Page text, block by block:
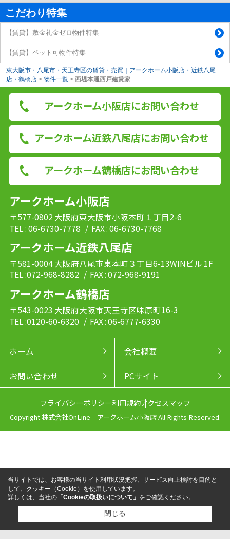
こだわり特集
【賃貸】敷金礼金ゼロ物件特集
【賃貸】ペット可物件特集
東大阪市・八尾市・天王寺区の賃貸・売買｜アークホーム小阪店・近鉄八尾
店・鶴橋店 > 物件一覧 > 西堤本通西戸建貸家
アークホーム小阪店にお問い合わせ
アークホーム近鉄八尾店にお問い合わせ
アークホーム鶴橋店にお問い合わせ
アークホーム小阪店
〒577-0802 大阪府東大阪市小阪本町１丁目2-6
TEL : 06-6730-7778 / FAX : 06-6730-7768
アークホーム近鉄八尾店
〒581-0004 大阪府八尾市東本町３丁目6-13WINビル 1F
TEL :072-968-8282 / FAX : 072-968-9191
アークホーム鶴橋店
〒543-0023 大阪府大阪市天王寺区味原町16-3
TEL :0120-60-6320 / FAX : 06-6777-6330
ホーム 会社概要
お問い合わせ PCサイト
プライバシーポリシー利用規約アクセスマップ
Copyright 株式会社OnLine アークホーム小阪店 All Rights Reserved.
LINEからお問い合わせ
当サイトでは、お客様の当サイト利用状況把握、サービス向上検討を目的と
して、クッキー（Cookie）を使用しています。
詳しくは、当社の 「Cookieの取扱いについて」 をご確認ください。
閉じる